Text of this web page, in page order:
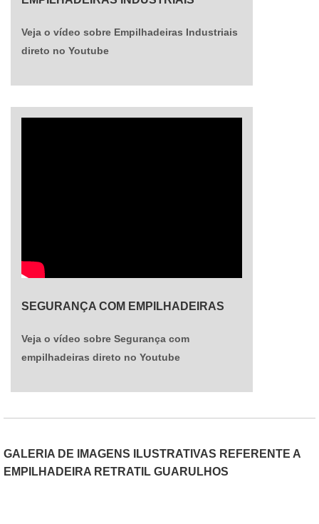
encontrar a locação de empilhadeira diáriaPara
encontrar empilhadeiras novas e usadas para
otimizar o negócio de muitos trabalhadores,
comprar, locar e realizar a manutenção dos
capacitados a disposição de todos os clientes. A
Veja o vídeo sobre Empilhadeiras Industriais
direto no Youtube
SEGURANÇA COM EMPILHADEIRAS
Veja o vídeo sobre Segurança com
empilhadeiras direto no Youtube
GALERIA DE IMAGENS ILUSTRATIVAS REFERENTE A
EMPILHADEIRA RETRATIL GUARULHOS